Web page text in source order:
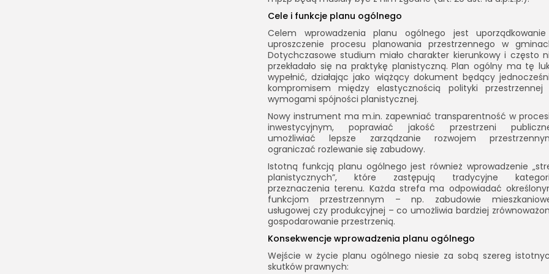
Cele i funkcje planu ogólnego
Celem wprowadzenia planu ogólnego jest
uproszczenie procesu planowania przestrzennego w
Dotychczasowe studium miało charakter kierunkowy i często
przekładało się na praktykę planistyczną. Plan ogólny ma tę
wypełnić, działając jako wiążący dokument będący
kompromisem między elastycznością polityki przestrzennej
wymogami spójności planistycznej.
Nowy instrument ma m.in. zapewniać transparentność w
inwestycyjnym, poprawiać jakość przestrzeni
umożliwiać lepsze zarządzanie rozwojem
ograniczać rozlewanie się zabudowy.
Istotną funkcją planu ogólnego jest również wprowadzenie
planistycznych”, które zastępują tradycyjne
przeznaczenia terenu. Każda strefa ma odpowiadać
funkcjom przestrzennym – np. zabudowie
usługowej czy produkcyjnej – co umożliwia bardziej
gospodarowanie przestrzenią.
Konsekwencje wprowadzenia planu ogólnego
Wejście w życie planu ogólnego niesie za sobą szereg
skutków prawnych: